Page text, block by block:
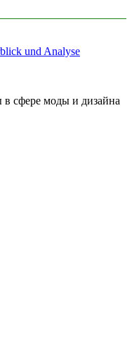
und Analyse
в сфере моды и дизайна